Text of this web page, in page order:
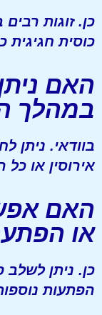
כן. זוגות
כוסית חגיגית
האם
במהלך
בוודאי. ניתן
אירוסין או
האם
או
כן. ניתן לשלב
הפתעות